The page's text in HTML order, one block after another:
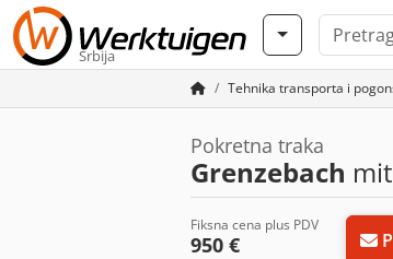
Srbija
Tehnika transporta i
Pokretna traka
Grenzebach
Fiksna cena plus PDV
950 €